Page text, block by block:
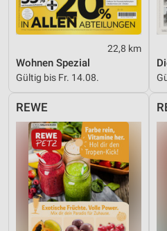
22,8 km
Wohnen Spezial
Gültig bis Fr. 14.08.
REWE